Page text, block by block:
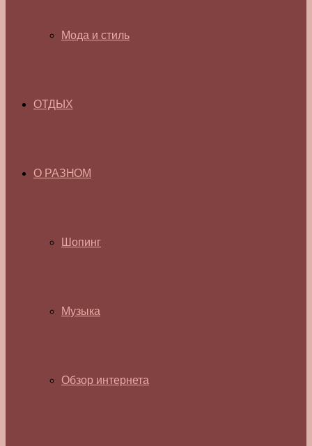
Мода и стиль
ОТДЫХ
О РАЗНОМ
Шопинг
Музыка
Обзор интернета